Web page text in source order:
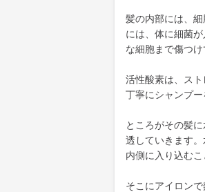
髪の内部には、
には、体に細菌
な細胞まで傷つけ
活性酸素は、ス
丁寧にシャンプ
ところがその髪
透していきます
内側に入り込むこ
そこにアイロン